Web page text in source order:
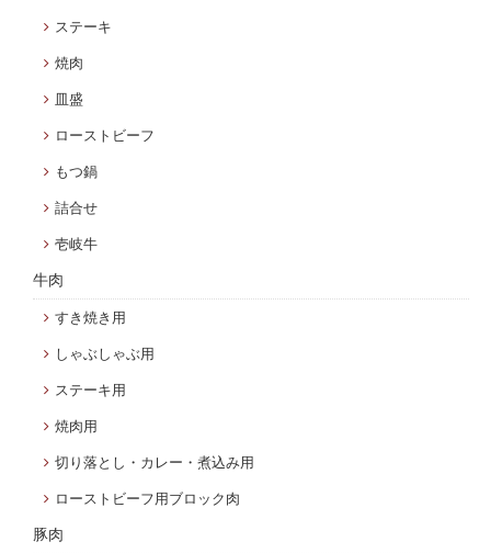
ステーキ
焼肉
皿盛
ローストビーフ
もつ鍋
詰合せ
壱岐牛
牛肉
すき焼き用
しゃぶしゃぶ用
ステーキ用
焼肉用
切り落とし・カレー・煮込み用
ローストビーフ用ブロック肉
豚肉